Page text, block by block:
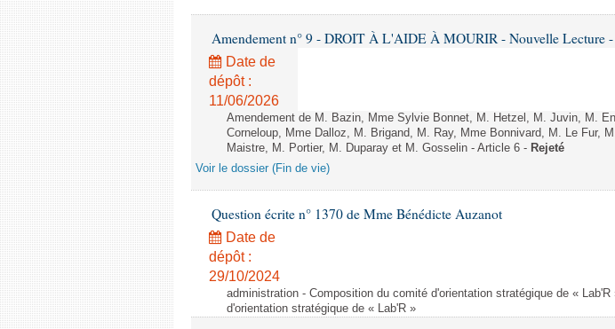
Amendement n° 9 - DROIT À L'AIDE À MOURIR - Nouvelle Lecture -
Date de
dépôt :
11/06/2026
Amendement de M. Bazin, Mme Sylvie Bonnet, M. Hetzel, M. Juvin, M.
Corneloup, Mme Dalloz, M. Brigand, M. Ray, Mme Bonnivard, M. Le Fur,
Maistre, M. Portier, M. Duparay et M. Gosselin - Article 6 - Rejeté
Voir le dossier (Fin de vie)
Question écrite n° 1370 de Mme Bénédicte Auzanot
Date de
dépôt :
29/10/2024
administration - Composition du comité d'orientation stratégique de «
d'orientation stratégique de « Lab'R »